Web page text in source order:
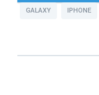
GALAXY IPHONE